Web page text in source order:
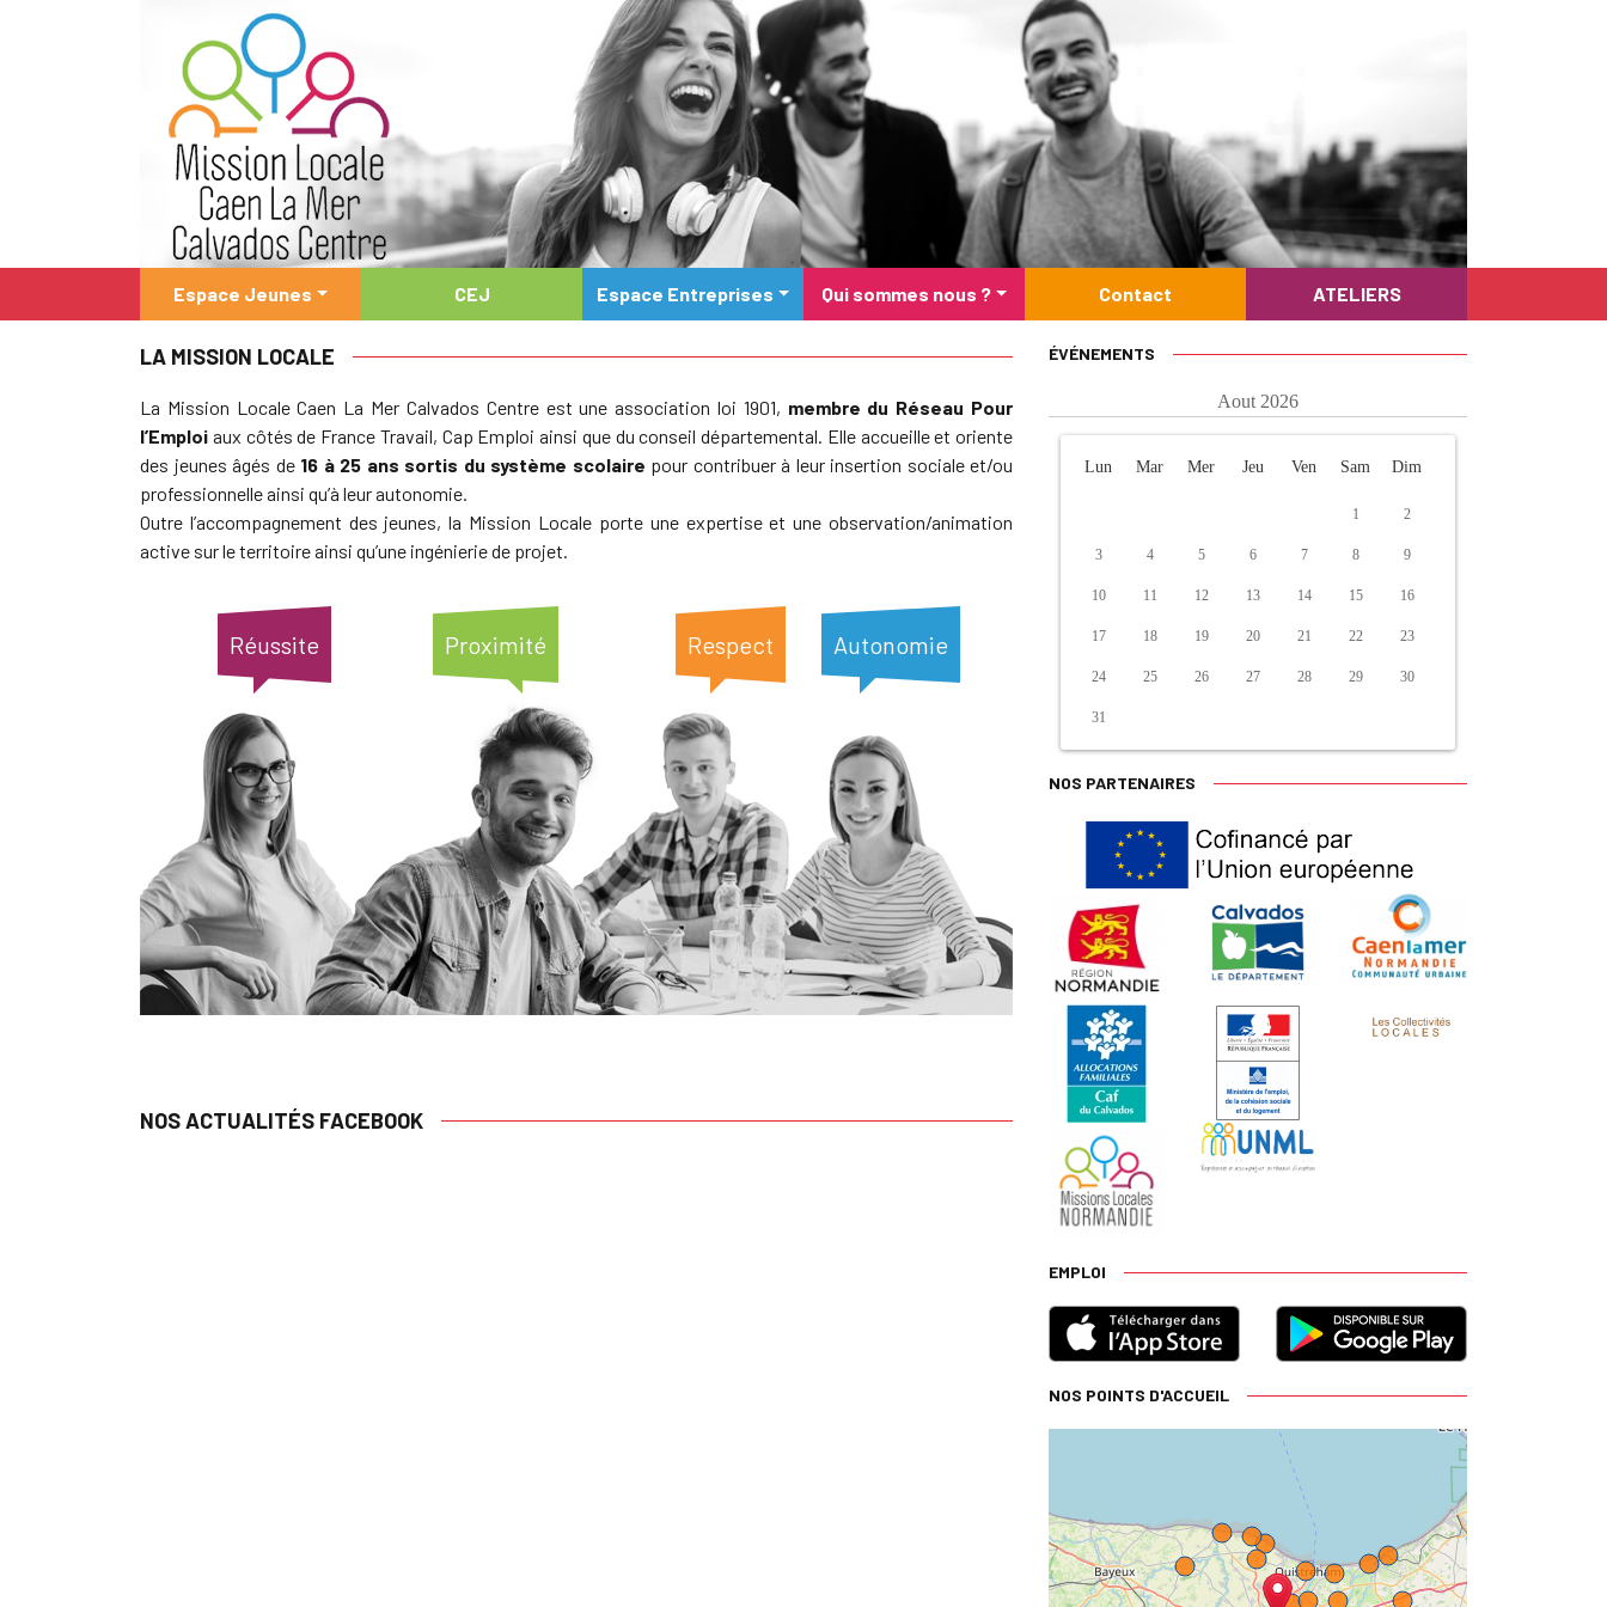
Espace Jeunes CEJ Espace Entreprises Qui sommes nous ? Contact ATELIERS
LA MISSION LOCALE
La Mission Locale Caen La Mer Calvados Centre est une association loi 1901, membre du Réseau Pour
l’Emploi aux côtés de France Travail, Cap Emploi ainsi que du conseil départemental. Elle accueille et oriente
des jeunes âgés de 16 à 25 ans sortis du système scolaire pour contribuer à leur insertion sociale et/ou
professionnelle ainsi qu’à leur autonomie.
Outre l’accompagnement des jeunes, la Mission Locale porte une expertise et une observation/animation
active sur le territoire ainsi qu’une ingénierie de projet.
Réussite Proximité Respect Autonomie
NOS ACTUALITÉS FACEBOOK
ÉVÉNEMENTS
Aout 2026
Lun Mar Mer Jeu Ven Sam Dim
1 2
3 4 5 6 7 8 9
10 11 12 13 14 15 16
17 18 19 20 21 22 23
24 25 26 27 28 29 30
31
NOS PARTENAIRES
EMPLOI
NOS POINTS D'ACCUEIL